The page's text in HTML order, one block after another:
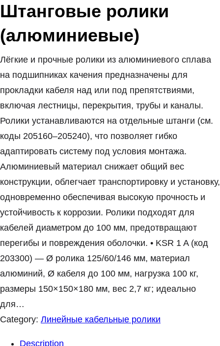
Штанговые ролики
(алюминиевые)
Лёгкие и прочные ролики из алюминиевого сплава
на подшипниках качения предназначены для
прокладки кабеля над или под препятствиями,
включая лестницы, перекрытия, трубы и каналы.
Ролики устанавливаются на отдельные штанги (см.
коды 205160–205240), что позволяет гибко
адаптировать систему под условия монтажа.
Алюминиевый материал снижает общий вес
конструкции, облегчает транспортировку и установку,
одновременно обеспечивая высокую прочность и
устойчивость к коррозии. Ролики подходят для
кабелей диаметром до 100 мм, предотвращают
перегибы и повреждения оболочки. • KSR 1 A (код
203300) — Ø ролика 125/60/146 мм, материал
алюминий, Ø кабеля до 100 мм, нагрузка 100 кг,
размеры 150×150×180 мм, вес 2,7 кг; идеально
для…
Category: Линейные кабельные ролики
Description